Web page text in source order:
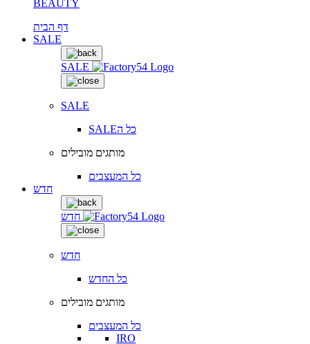
BEAUTY
דף הבית
SALE
SALE
SALE
SALEכל ה
מותגים מובילים
כל המעצבים
חדש
חדש
חדש
כל החדש
מותגים מובילים
כל המעצבים
IRO